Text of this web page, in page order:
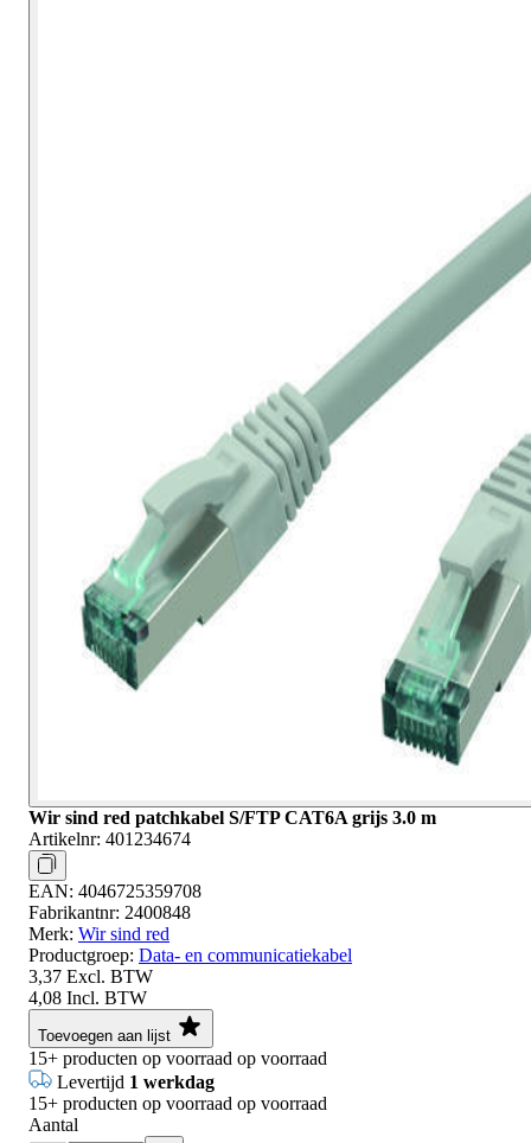
Wir sind red patchkabel S/FTP CAT6A grijs 3.0 m
Artikelnr: 401234674
EAN: 4046725359708
Fabrikantnr: 2400848
Merk: Wir sind red
Productgroep: Data- en communicatiekabel
3,37 Excl. BTW
4,08 Incl. BTW
Toevoegen aan lijst
15+ producten op voorraad op voorraad
Levertijd 1 werkdag
15+ producten op voorraad op voorraad
Aantal